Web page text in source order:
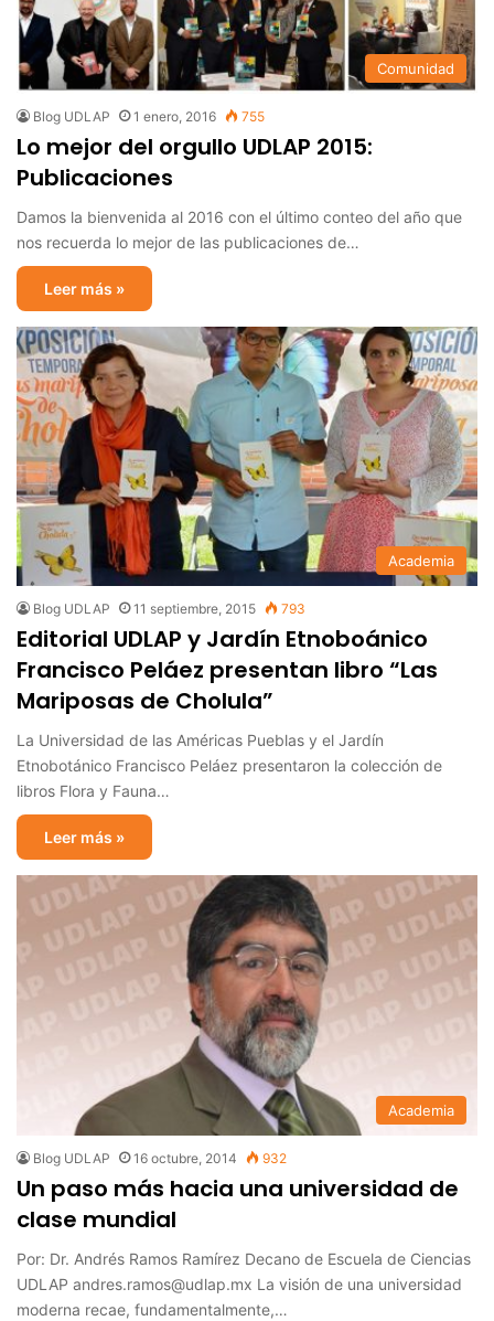
Comunidad
Blog UDLAP 1 enero, 2016 755
Lo mejor del orgullo UDLAP 2015:
Publicaciones
Damos la bienvenida al 2016 con el último conteo del año que
nos recuerda lo mejor de las publicaciones de…
Leer más »
Academia
Blog UDLAP 11 septiembre, 2015 793
Editorial UDLAP y Jardín Etnoboánico
Francisco Peláez presentan libro “Las
Mariposas de Cholula”
La Universidad de las Américas Pueblas y el Jardín
Etnobotánico Francisco Peláez presentaron la colección de
libros Flora y Fauna…
Leer más »
Academia
Blog UDLAP 16 octubre, 2014 932
Un paso más hacia una universidad de
clase mundial
Por: Dr. Andrés Ramos Ramírez Decano de Escuela de Ciencias
UDLAP andres.ramos@udlap.mx La visión de una universidad
moderna recae, fundamentalmente,…